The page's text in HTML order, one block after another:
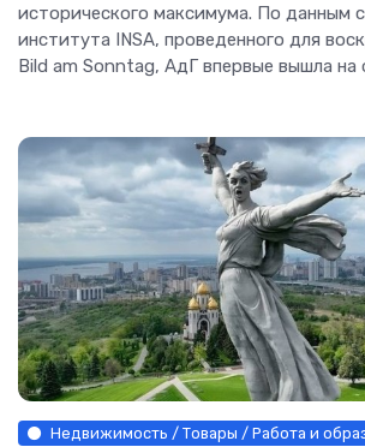
исторического максимума. По данным
института INSA, проведенного для
Bild am Sonntag, АдГ впервые вышла на
Недвижимость / Товары / Работа и